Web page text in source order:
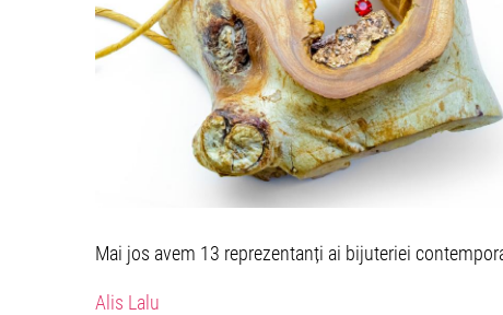
Mai jos avem 13 reprezentanți ai bijuteriei
Alis Lalu